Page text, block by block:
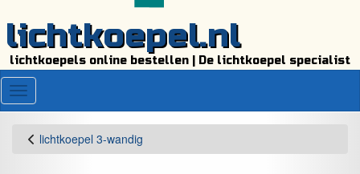
lichtkoepel.nl
lichtkoepels online bestellen | De lichtkoepel specialist
Menu
lichtkoepel 3-wandig